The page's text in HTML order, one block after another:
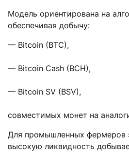
Модель ориентирована на
обеспечивая добычу:
— Bitcoin (BTC),
— Bitcoin Cash (BCH),
— Bitcoin SV (BSV),
совместимых монет на
Для промышленных фермеров
высокую ликвидность